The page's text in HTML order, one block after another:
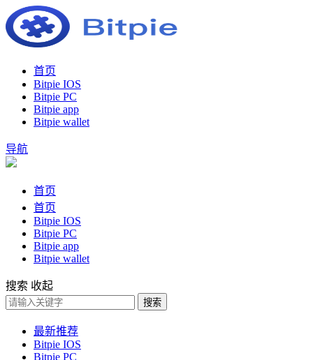
首页
Bitpie IOS
Bitpie PC
Bitpie app
Bitpie wallet
导航
首页
首页
Bitpie IOS
Bitpie PC
Bitpie app
Bitpie wallet
搜索 收起
搜索
最新推荐
Bitpie IOS
Bitpie PC